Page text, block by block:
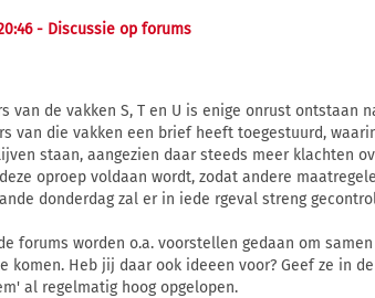
- Discussie op forums
van de vakken S, T en U is enige onrust ontstaan
van die vakken een brief heeft toegestuurd,
staan, aangezien daar steeds meer klachten
oproep voldaan wordt, zodat andere
donderdag zal er in iede rgeval streng
forums worden o.a. voorstellen gedaan om
komen. Heb jij daar ook ideeen voor? Geef ze in
al regelmatig hoog opgelopen.